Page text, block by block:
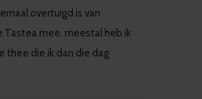
overtuigd is van
Tastea mee. meestal heb ik
thee die ik dan die dag